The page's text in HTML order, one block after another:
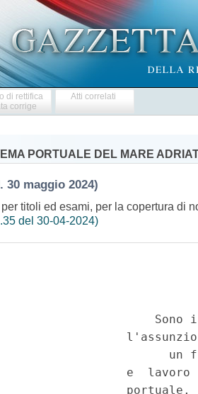
di rettifica
corrige
Atti correlati
PORTUALE DEL MARE
30 maggio 2024)
titoli ed esami, per la copertura di
del 30-04-2024)